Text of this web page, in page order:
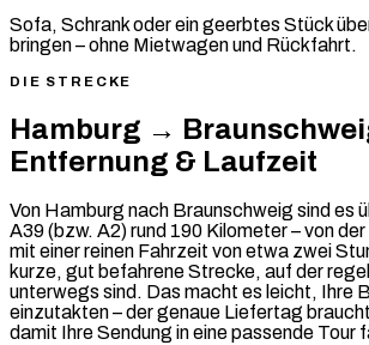
Sofa, Schrank oder ein geerbtes Stück
bringen – ohne Mietwagen und Rückfahrt.
DIE STRECKE
Hamburg →
Entfernung & Laufzeit
Von Hamburg nach Braunschweig sind es
A39 (bzw. A2) rund 190 Kilometer – von der
mit einer reinen Fahrzeit von etwa zwei
kurze, gut befahrene Strecke, auf der
unterwegs sind. Das macht es leicht, Ihre
einzutakten – der genaue Liefertag
damit Ihre Sendung in eine passende Tour